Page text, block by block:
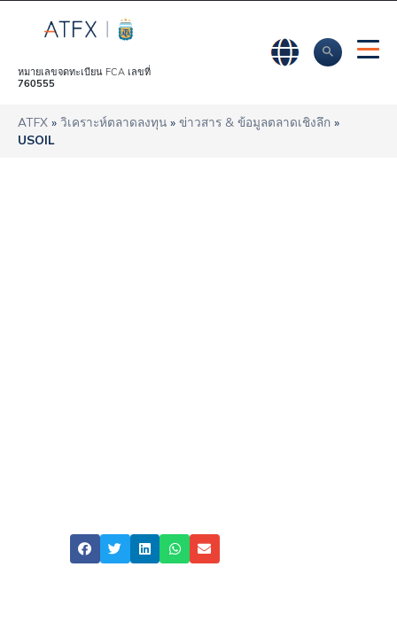
หมายเลขจดทะเบียน FCA เลขที่
760555
ATFX » วิเคราะห์ตลาดลงทุน » ข่าวสาร & ข้อมูลตลาดเชิงลึก »
USOIL